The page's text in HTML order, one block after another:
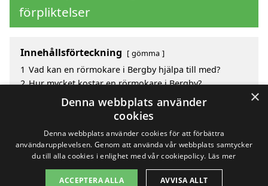
förpliktelser
Innehållsförteckning gömma
1 Vad kan en rörmokare i Bergby hjälpa till med?
2 Hur mycket kostar en rörmokare i Bergby?
Fördelar med att välja rörmokare i Bergby
Sök efter en skicklig rörmokare i de omgivande
Copyright 2026 - Pilanto Aps
×
Denna webbplats använder
cookies
Denna webbplats använder cookies för att förbättra
användarupplevelsen. Genom att använda vår webbplats samtycker
du till alla cookies i enlighet med vår cookiepolicy. Läs mer
ACCEPTERA ALLA AVVISA ALLT